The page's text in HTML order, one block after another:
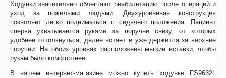
Ходунки значительно облегчают реабилитацию после операций и
уход за пожилыми людьми. Двухуровневая конструкция
позволяет легко подниматься с сидячего положения. Пациент
сперва ухватывается руками за поручни снизу, от которых
удобнее оттолкнуться, далее встает и уже держится за верхние
поручни. На обоих уровнях расположены мягкие вставки, чтобы
рукам было комфортнее.
В нашем интернет-магазине можно купить ходунки FS9632L